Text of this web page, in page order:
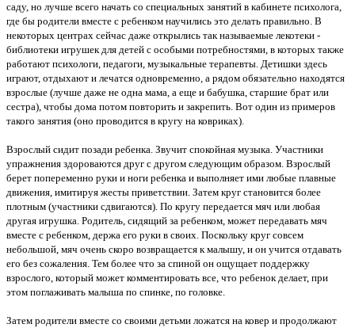
саду, но лучше всего начать со специальных занятий в кабинете психолога,
где бы родители вместе с ребенком научились это делать правильно. В
некоторых центрах сейчас даже открылись так называемые лекотеки -
библиотеки игрушек для детей с особыми потребностями, в которых также
работают психологи, педагоги, музыкальные терапевты. Детишки здесь
играют, отдыхают и лечатся одновременно, а рядом обязательно находятся
взрослые (лучше даже не одна мама, а еще и бабушка, старшие брат или
сестра), чтобы дома потом повторить и закрепить. Вот один из примеров
такого занятия (оно проводится в кругу на ковриках).
Взрослый сидит позади ребенка. Звучит спокойная музыка. Участники
упражнения здороваются друг с другом следующим образом. Взрослый
берет попеременно руки и ноги ребенка и выполняет ими любые плавные
движения, имитируя жесты приветствии. Затем круг становится более
плотным (участники сдвигаются). По кругу передается мяч или любая
другая игрушка. Родитель, сидящий за ребенком, может передавать мяч
вместе с ребенком, держа его руки в своих. Поскольку круг совсем
небольшой, мяч очень скоро возвращается к малышу, и он учится отдавать
его без сожаления. Тем более что за спиной он ощущает поддержку
взрослого, который может комментировать все, что ребенок делает, при
этом поглаживать малыша по спинке, по головке.
Затем родители вместе со своими детьми ложатся на ковер и продолжают